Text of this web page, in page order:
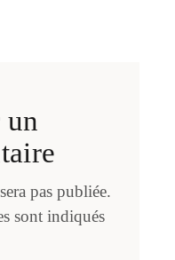
un
pas publiée.
sont indiqués